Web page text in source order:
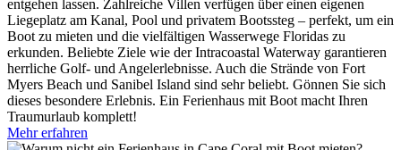
entgehen lassen. Zahlreiche Villen verfügen über einen eigenen
Liegeplatz am Kanal, Pool und privatem Bootssteg – perfekt, um ein
Boot zu mieten und die vielfältigen Wasserwege Floridas zu
erkunden. Beliebte Ziele wie der Intracoastal Waterway garantieren
herrliche Golf- und Angelerlebnisse. Auch die Strände von Fort
Myers Beach und Sanibel Island sind sehr beliebt. Gönnen Sie sich
dieses besondere Erlebnis. Ein Ferienhaus mit Boot macht Ihren
Traumurlaub komplett!
Mehr erfahren